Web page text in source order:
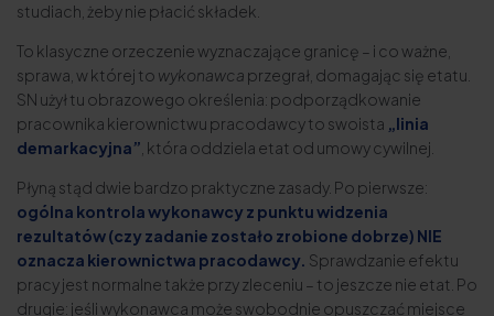
studiach, żeby nie płacić składek.
To klasyczne orzeczenie wyznaczające granicę – i co ważne,
sprawa, w której to wykonawca przegrał, domagając się etatu.
SN użył tu obrazowego określenia: podporządkowanie
pracownika kierownictwu pracodawcy to swoista „linia
demarkacyjna” , która oddziela etat od umowy cywilnej.
Płyną stąd dwie bardzo praktyczne zasady. Po pierwsze:
ogólna kontrola wykonawcy z punktu widzenia
rezultatów (czy zadanie zostało zrobione dobrze) NIE
oznacza kierownictwa pracodawcy. Sprawdzanie efektu
pracy jest normalne także przy zleceniu – to jeszcze nie etat. Po
drugie: jeśli wykonawca może swobodnie opuszczać miejsce